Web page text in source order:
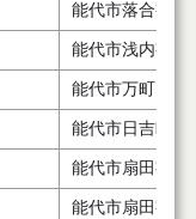
能代市落合字古
能代市浅内字玉
能代市万町４番
能代市日吉町６
能代市扇田字白
能代市扇田字四